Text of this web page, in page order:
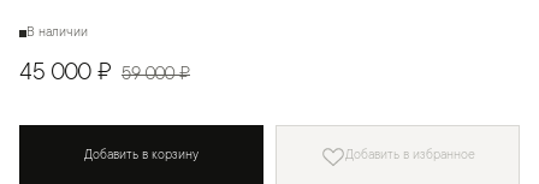
В наличии
45 000 ₽ 59 000 ₽
Добавить в корзину Добавить в избранное